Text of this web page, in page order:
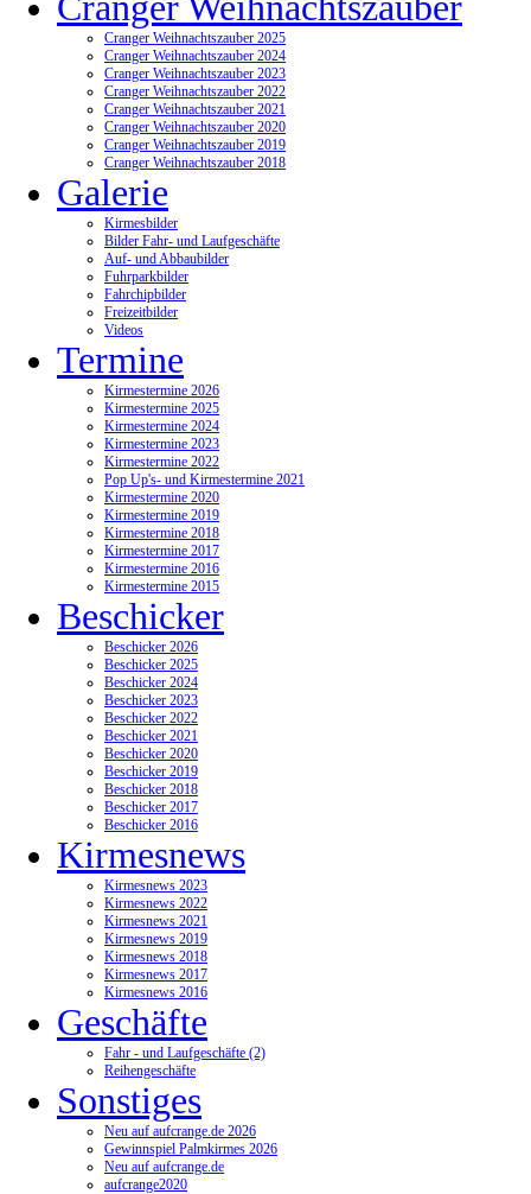
Cranger Weihnachtszauber 2025
Cranger Weihnachtszauber 2024
Cranger Weihnachtszauber 2023
Cranger Weihnachtszauber 2022
Cranger Weihnachtszauber 2021
Cranger Weihnachtszauber 2020
Cranger Weihnachtszauber 2019
Cranger Weihnachtszauber 2018
Galerie
Kirmesbilder
Bilder Fahr- und Laufgeschäfte
Auf- und Abbaubilder
Fuhrparkbilder
Fahrchipbilder
Freizeitbilder
Videos
Termine
Kirmestermine 2026
Kirmestermine 2025
Kirmestermine 2024
Kirmestermine 2023
Kirmestermine 2022
Pop Up's- und Kirmestermine 2021
Kirmestermine 2020
Kirmestermine 2019
Kirmestermine 2018
Kirmestermine 2017
Kirmestermine 2016
Kirmestermine 2015
Beschicker
Beschicker 2026
Beschicker 2025
Beschicker 2024
Beschicker 2023
Beschicker 2022
Beschicker 2021
Beschicker 2020
Beschicker 2019
Beschicker 2018
Beschicker 2017
Beschicker 2016
Kirmesnews
Kirmesnews 2023
Kirmesnews 2022
Kirmesnews 2021
Kirmesnews 2019
Kirmesnews 2018
Kirmesnews 2017
Kirmesnews 2016
Geschäfte
Fahr - und Laufgeschäfte (2)
Reihengeschäfte
Sonstiges
Neu auf aufcrange.de 2026
Gewinnspiel Palmkirmes 2026
Neu auf aufcrange.de
aufcrange2020